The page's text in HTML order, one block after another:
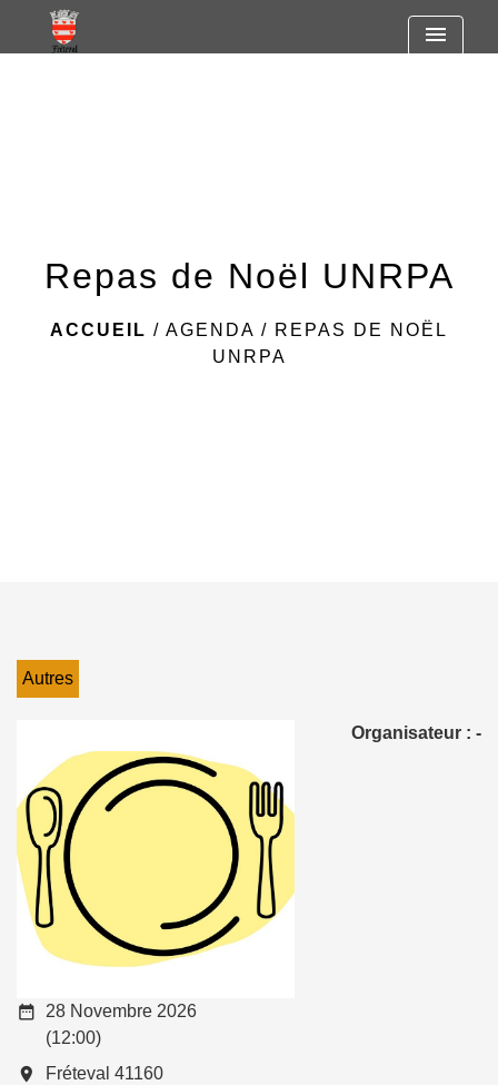
https://www.googletagmanager.com/gtag/js?id=G-
R7SF805ST2
menu
Repas de Noël UNRPA
ACCUEIL / AGENDA / REPAS DE NOËL
UNRPA
Autres
date_range
28 Novembre 2026
(12:00)
room
Fréteval 41160
Organisateur : -